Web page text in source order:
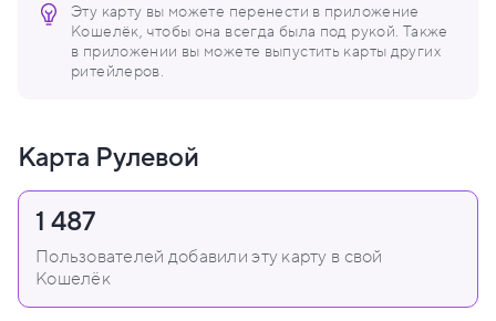
Эту карту вы можете перенести в приложение
Кошелёк, чтобы она всегда была под рукой. Также
в приложении вы можете выпустить карты других
ритейлеров.
Карта Рулевой
1 487
Пользователей добавили эту карту в свой
Кошелёк